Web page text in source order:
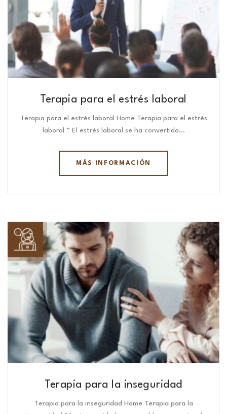
Terapia para el estrés laboral
Terapia para el estrés laboral Home Terapia para el estrés
laboral “ El estrés laboral se ha convertido…
MÁS INFORMACIÓN
Terapia para la inseguridad
Terapia para la inseguridad Home Terapia para la